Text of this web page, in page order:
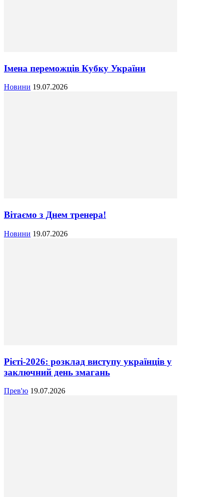
Імена переможців Кубку України
Новини 19.07.2026
Вітаємо з Днем тренера!
Новини 19.07.2026
Рієті-2026: розклад виступу українців у
заключний день змагань
Прев'ю 19.07.2026